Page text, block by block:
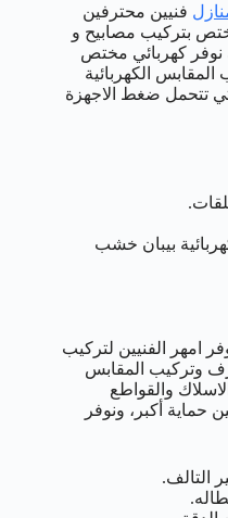
فنيين محترفين
بتركيب مصابيح و
كهربائي مختص
الكهربائية
تتحمل ضغط الاجهزة
بيبان خشب
امهر الفنيين لتركيب
وتركيب المقابس
والقواطع
حماية أكبر، ونوفر
التالف.